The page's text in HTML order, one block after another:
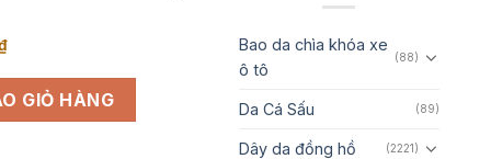
Giá
hiện
tại
là:
lượng
GIỎ HÀNG
Bao da chìa khóa xe
ô tô
(88)
Da Cá Sấu (89)
Dây da đồng hồ (2221)